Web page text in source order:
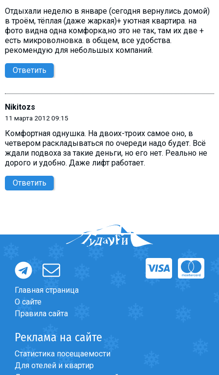
Отдыхали неделю в январе (сегодня вернулись домой)
в троём, тёплая (даже жаркая)+ уютная квартира. на
фото видна одна комфорка,но это не так, там их две +
есть микроволновка. в общем, все удобства.
рекомендую для небольшых компаний.
Ответить
Nikitozs
11 марта 2012 09:15
Комфортная однушка. На двоих-троих самое оно, в
четвером раскладываться по очереди надо будет. Всё
ждали подвоха за такие деньги, но его нет. Реально не
дорого и удобно. Даже лифт работает.
Ответить
Главная страница
О сайте
Правила сайта
Реклама на сайте
Статистика посещаемости
Для отелей и квартир